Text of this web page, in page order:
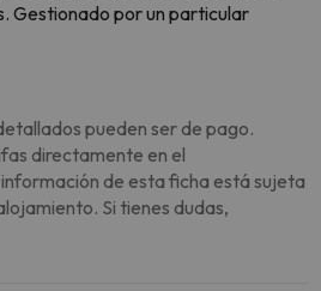
Gestionado por un particular
pueden ser de pago.
directamente en el
de esta ficha está sujeta
Si tienes dudas,